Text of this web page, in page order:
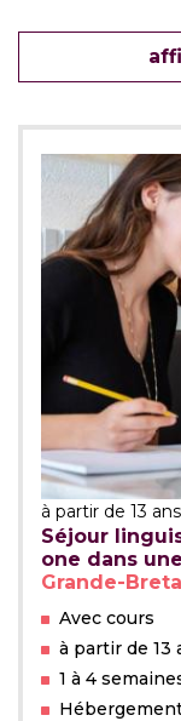
à partir de 13 ans
Séjour
one dans
Grande-
Avec cours
à partir de 13
1 à 4